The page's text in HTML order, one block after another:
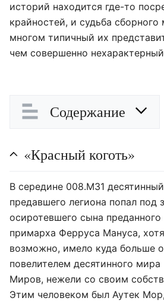
историй находится где-то
крайностей, и судьба
многом типичный их
чем совершенно
Содержание
«Красный коготь»
В середине 008.М31
предавшего легиона попал под
осиротевшего сына преданного
примарха Ферруса Мануса,
возможно, имело куда больше
повелителем десятинного
Миров, нежели со своим
Этим человеком был Аутек